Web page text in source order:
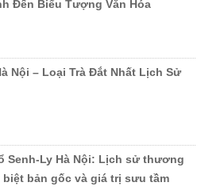
Đến Biểu Tượng Văn Hóa
Nội – Loại Trà Đắt Nhất Lịch Sử
Senh-Ly Hà Nội: Lịch sử thương
biệt bản gốc và giá trị sưu tầm